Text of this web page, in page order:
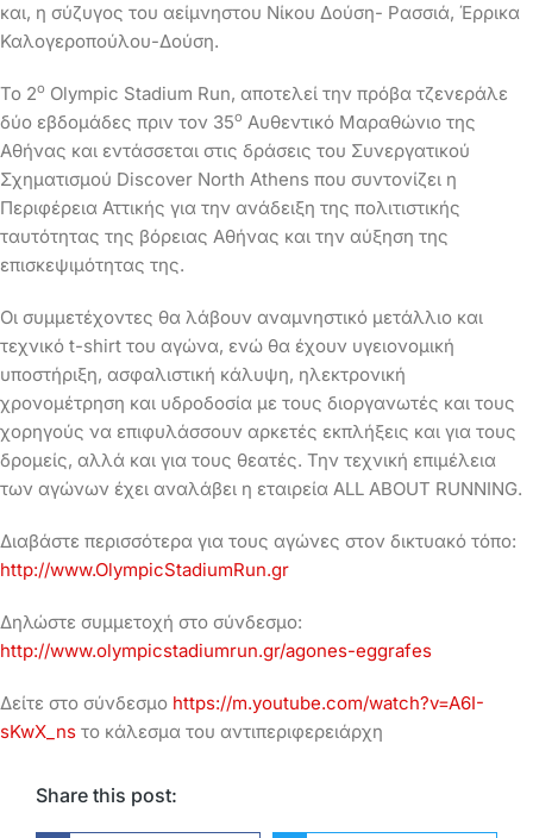
και, η σύζυγος του αείμνηστου Νίκου Δούση- Ρασσιά, Έρρικα
Καλογεροπούλου-Δούση.
Το 2ο Olympic Stadium Run, αποτελεί την πρόβα τζενεράλε
δύο εβδομάδες πριν τον 35ο Αυθεντικό Μαραθώνιο της
Αθήνας και εντάσσεται στις δράσεις του Συνεργατικού
Σχηματισμού Discover North Athens που συντονίζει η
Περιφέρεια Αττικής για την ανάδειξη της πολιτιστικής
ταυτότητας της βόρειας Αθήνας και την αύξηση της
επισκεψιμότητας της.
Οι συμμετέχοντες θα λάβουν αναμνηστικό μετάλλιο και
τεχνικό t-shirt του αγώνα, ενώ θα έχουν υγειονομική
υποστήριξη, ασφαλιστική κάλυψη, ηλεκτρονική
χρονομέτρηση και υδροδοσία με τους διοργανωτές και τους
χορηγούς να επιφυλάσσουν αρκετές εκπλήξεις και για τους
δρομείς, αλλά και για τους θεατές. Την τεχνική επιμέλεια
των αγώνων έχει αναλάβει η εταιρεία ALL ABOUT RUNNING.
Διαβάστε περισσότερα για τους αγώνες στον δικτυακό τόπο:
http://www.OlympicStadiumRun.gr
Δηλώστε συμμετοχή στο σύνδεσμο:
http://www.olympicstadiumrun.gr/agones-eggrafes
Δείτε στο σύνδεσμο https://m.youtube.com/watch?v=A6I-
sKwX_ns το κάλεσμα του αντιπεριφερειάρχη
Share this post: